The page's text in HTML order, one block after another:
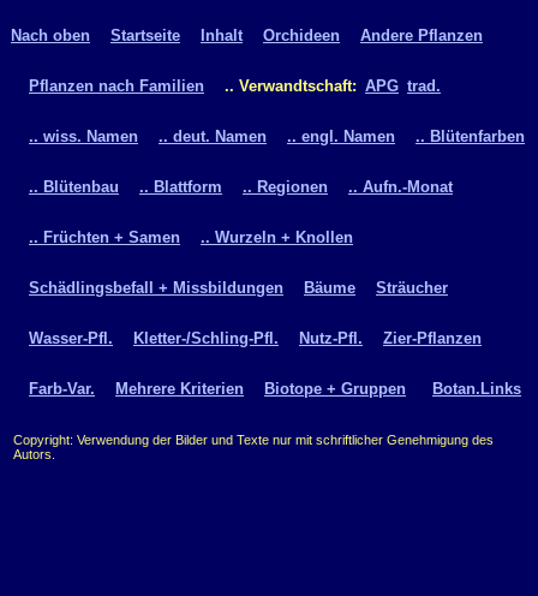
Nach oben Startseite Inhalt Orchideen Andere Pflanzen
Pflanzen nach Familien .. Verwandtschaft: APG trad.
.. wiss. Namen .. deut. Namen .. engl. Namen .. Blütenfarben
.. Blütenbau .. Blattform .. Regionen .. Aufn.-Monat
.. Früchten + Samen .. Wurzeln + Knollen
Schädlingsbefall + Missbildungen Bäume Sträucher
Wasser-Pfl. Kletter-/Schling-Pfl. Nutz-Pfl. Zier-Pflanzen
Farb-Var. Mehrere Kriterien Biotope + Gruppen Botan.Links
Copyright: Verwendung der Bilder und Texte nur mit schriftlicher Genehmigung des
Autors.